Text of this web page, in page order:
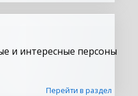
и интересные персоны
Перейти в раздел